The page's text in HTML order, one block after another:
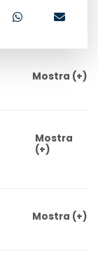
Mostra (+)
Mostra
(+)
Mostra (+)